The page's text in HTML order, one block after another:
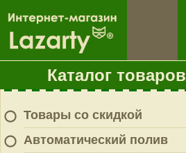
Каталог товаров
Товары со скидкой
Автоматический полив